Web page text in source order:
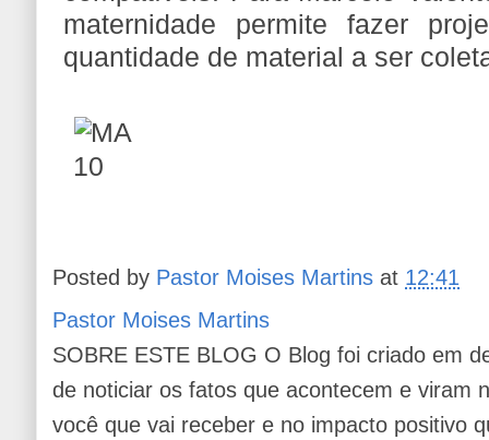
maternidade permite fazer
quantidade de material a ser
Posted by Pastor Moises Martins at 12:41
Pastor Moises Martins
SOBRE ESTE BLOG O Blog foi criado em
de noticiar os fatos que acontecem e viram
você que vai receber e no impacto positivo